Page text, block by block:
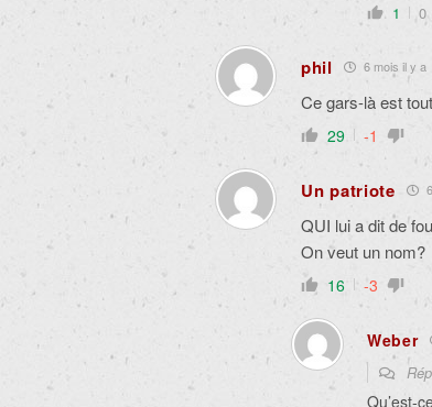
1 0
phil 6 mois il y a
Ce gars-là est
29 -1
Un patriote
QUI lui a dit de
On veut un nom?
16 -3
Weber
Qu’est-